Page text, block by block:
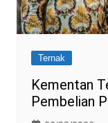
Ternak
Kementan
Pembelian